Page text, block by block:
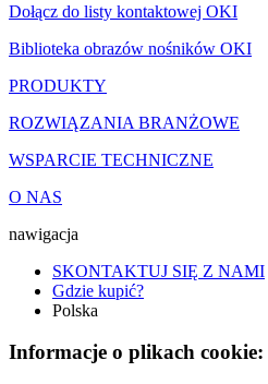
Dołącz do listy kontaktowej OKI
Biblioteka obrazów nośników OKI
PRODUKTY
ROZWIĄZANIA BRANŻOWE
WSPARCIE TECHNICZNE
O NAS
nawigacja
SKONTAKTUJ SIĘ Z NAMI
Gdzie kupić?
Polska
Informacje o plikach cookie: